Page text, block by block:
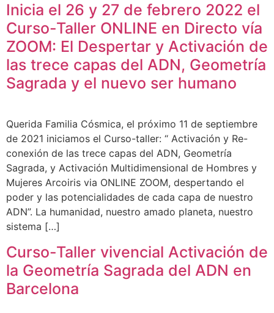
Inicia el 26 y 27 de febrero 2022 el
Curso-Taller ONLINE en Directo vía
ZOOM: El Despertar y Activación de
las trece capas del ADN, Geometría
Sagrada y el nuevo ser humano
Querida Familia Cósmica, el próximo 11 de septiembre
de 2021 iniciamos el Curso-taller: “ Activación y Re-
conexión de las trece capas del ADN, Geometría
Sagrada, y Activación Multidimensional de Hombres y
Mujeres Arcoiris via ONLINE ZOOM, despertando el
poder y las potencialidades de cada capa de nuestro
ADN”. La humanidad, nuestro amado planeta, nuestro
sistema […]
Curso-Taller vivencial Activación de
la Geometría Sagrada del ADN en
Barcelona